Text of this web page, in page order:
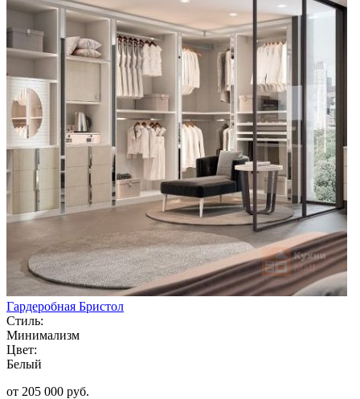
Гардеробная Бристол
Стиль:
Минимализм
Цвет:
Белый
от 205 000 руб.